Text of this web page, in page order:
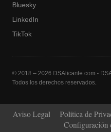
Bluesky
LinkedIn
TikTok
© 2018 – 2026 DSAlicante.com -
Todos los derechos reservados.
Aviso Legal Política de
Configuración